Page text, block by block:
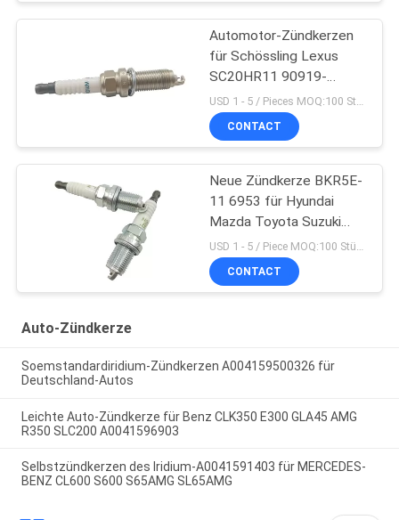
Automotor-Zündkerzen
für Schössling Lexus
SC20HR11 90919-
01253 Toyota Corollas
Prius
USD 1 - 5 / Pieces MOQ:100 Stück
CONTACT
Neue Zündkerze BKR5E-
11 6953 für Hyundai
Mazda Toyota Suzuki
Mitsubishi
CONTACT
Auto-Zündkerze
Soemstandardiridium-Zündkerzen A004159500326 für
Deutschland-Autos
Leichte Auto-Zündkerze für Benz CLK350 E300 GLA45 AMG
R350 SLC200 A0041596903
Selbstzündkerzen des Iridium-A0041591403 für MERCEDES-
BENZ CL600 S600 S65AMG SL65AMG